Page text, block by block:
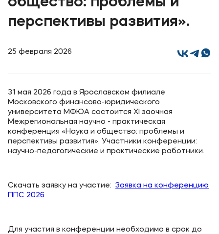
Карьера
Институт дополнительного образования
Уровни образования
Дополнительное образование
Медиа
Объявления
Контакты
Карьера
перспективы развития».
25 февраля 2026
31 мая 2026 года в Ярославском филиале
Московского финансово-юридического
университета МФЮА состоится XI заочная
Межрегиональная научно - практическая
конференция «Наука и общество: проблемы и
перспективы развития». Участники конференции:
научно-педагогические и практические работники.
Скачать заявку на участие: Заявка на конференцию
ППС 2026
Для участия в конференции необходимо в срок до